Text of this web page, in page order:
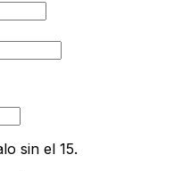
sin el 15.